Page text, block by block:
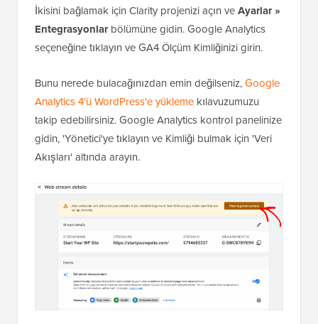
İkisini bağlamak için Clarity projenizi açın veAyarlar »
Entegrasyonlarbölümüne gidin. Google Analytics
seçeneğine tıklayın ve GA4 Ölçüm Kimliğinizi girin.
Bunu nerede bulacağınızdan emin değilseniz,Google
Analytics 4'ü WordPress'e yükleme kılavuzumuzu
takip edebilirsiniz. Google Analytics kontrol panelinize
gidin, 'Yönetici'ye tıklayın ve Kimliği bulmak için 'Veri
Akışları' altında arayın.